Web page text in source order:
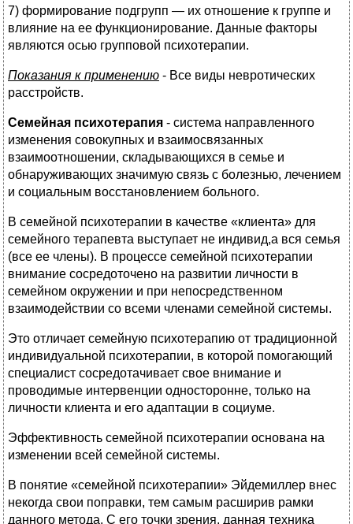
7) формирование подгрупп — их отношение к группе и
влияние на ее функционирование. Данные факторы
являются осью групповой психотерапии.
Показания к применению - Все виды невротических
расстройств.
Семейная психотерапия - система направленного
изменения совокупных и взаимосвязанных
взаимоотношении, складывающихся в семье и
обнаруживающих значимую связь с болезнью, лечением
и социальным восстановлением больного.
В семейной психотерапии в качестве «клиента» для
семейного терапевта выступает не индивид,а вся семья
(все ее члены). В процессе семейной психотерапии
внимание сосредоточено на развитии личности в
семейном окружении и при непосредственном
взаимодействии со всеми членами семейной системы.
Это отличает семейную психотерапию от традиционной
индивидуальной психотерапии, в которой помогающий
специалист сосредотачивает свое внимание и
проводимые интервенции односторонне, только на
личности клиента и его адаптации в социуме.
Эффективность семейной психотерапии основана на
изменении всей семейной системы.
В понятие «семейной психотерапии» Эйдемиллер внес
некогда свои поправки, тем самым расширив рамки
данного метода. С его точки зрения, данная техника